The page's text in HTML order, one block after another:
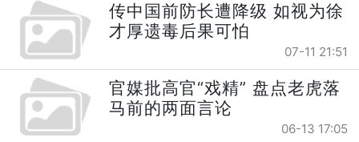
传中国前防长遭降级 如视为徐
才厚遗毒后果可怕
07-11 21:51
官媒批高官“戏精” 盘点老虎落
马前的两面言论
06-13 17:05